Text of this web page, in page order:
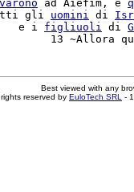
ad Aiefim, e
gli
uomini di
e i figliuoli di
13 ~Allora
Best viewed with any
reserved by EuloTech SRL -